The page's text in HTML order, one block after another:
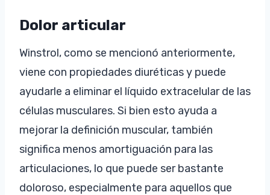
Dolor articular
Winstrol, como se mencionó anteriormente,
viene con propiedades diuréticas y puede
ayudarle a eliminar el líquido extracelular de las
células musculares. Si bien esto ayuda a
mejorar la definición muscular, también
significa menos amortiguación para las
articulaciones, lo que puede ser bastante
doloroso, especialmente para aquellos que